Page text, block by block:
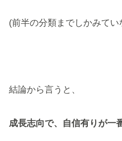
(前半の分類までしかみてい
結論から言うと、
成長志向で、自信有りが一